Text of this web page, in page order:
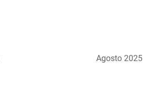
Agosto 2025